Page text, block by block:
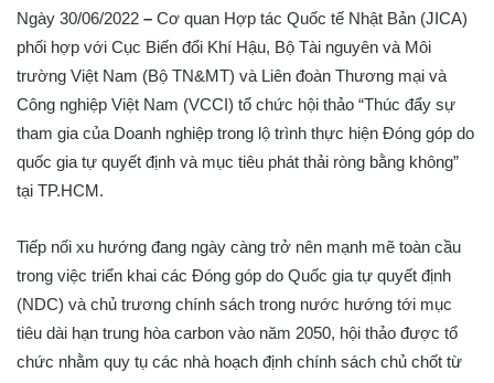
Ngày 30/06/2022 – Cơ quan Hợp tác Quốc tế Nhật Bản (JICA)
phối hợp với Cục Biến đổi Khí Hậu, Bộ Tài nguyên và Môi
trường Việt Nam (Bộ TN&MT) và Liên đoàn Thương mại và
Công nghiệp Việt Nam (VCCI) tổ chức hội thảo “Thúc đẩy sự
tham gia của Doanh nghiệp trong lộ trình thực hiện Đóng góp do
quốc gia tự quyết định và mục tiêu phát thải ròng bằng không”
tại TP.HCM.
Tiếp nối xu hướng đang ngày càng trở nên mạnh mẽ toàn cầu
trong việc triển khai các Đóng góp do Quốc gia tự quyết định
(NDC) và chủ trương chính sách trong nước hướng tới mục
tiêu dài hạn trung hòa carbon vào năm 2050, hội thảo được tổ
chức nhằm quy tụ các nhà hoạch định chính sách chủ chốt từ